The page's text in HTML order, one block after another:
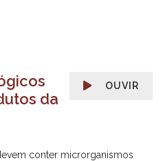
OUVIR
da
conter microrganismos